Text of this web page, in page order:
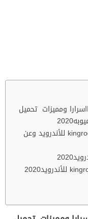
ومميزات تحميل
والان سنتعرف اكثر عن تحميل برنامج kingroot للأندرويد وعن
وبالطبع يتواجد عيوب لتحميل برنامج kingroot للأندرويد2020